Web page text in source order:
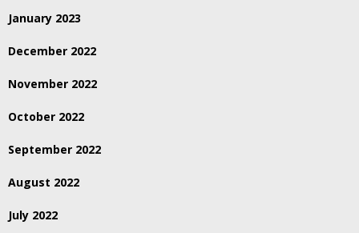
January 2023
December 2022
November 2022
October 2022
September 2022
August 2022
July 2022